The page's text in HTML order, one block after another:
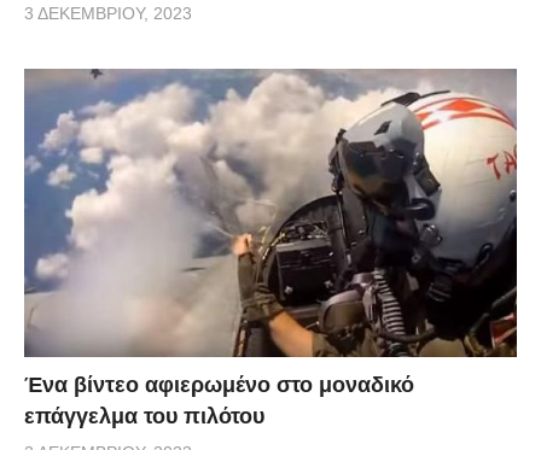
3 ΔΕΚΕΜΒΡΊΟΥ, 2023
Ένα βίντεο αφιερωμένο στο μοναδικό
επάγγελμα του πιλότου